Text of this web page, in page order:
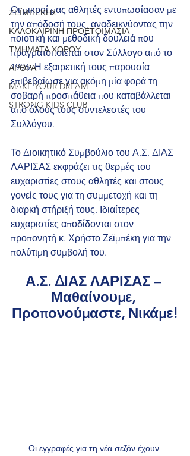
ΖΕΪΜΠΕΚΗΣ
ΚΑΛΟΚΑΙΡΙΝΗ ΠΡΟΕΤΟΙΜΑΣΙΑ
ΤΜΗΜΑΤΑ ΧΟΡΟΥ
ΑΡΘΡΑ
MAKE YOUR DREAM
STRONG KIDS CLUB
Οι μικροί μας αθλητές εντυπωσίασαν με
την απόδοσή τους, αναδεικνύοντας την
ποιοτική και μεθοδική δουλειά που
πραγματοποιείται στον Σύλλογο από το
1996. Η εξαιρετική τους παρουσία
επιβεβαίωσε για ακόμη μία φορά τη
σοβαρή προσπάθεια που καταβάλλεται
από όλους τους συντελεστές του
Συλλόγου.
Το Διοικητικό Συμβούλιο του Α.Σ. ΔΙΑΣ
ΛΑΡΙΣΑΣ εκφράζει τις θερμές του
ευχαριστίες στους αθλητές και στους
γονείς τους για τη συμμετοχή και τη
διαρκή στήριξή τους. Ιδιαίτερες
ευχαριστίες αποδίδονται στον
προπονητή κ. Χρήστο Ζεϊμπέκη για την
πολύτιμη συμβολή του.
Α.Σ. ΔΙΑΣ ΛΑΡΙΣΑΣ –
Μαθαίνουμε,
Προπονούμαστε, Νικάμε!
Οι εγγραφές για τη νέα σεζόν έχουν